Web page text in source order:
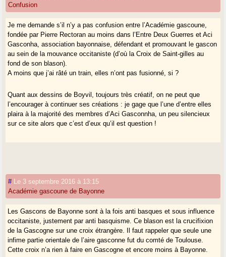
Confusion
Je me demande s’il n’y a pas confusion entre l’Académie gascoune,
fondée par Pierre Rectoran au moins dans l’Entre Deux Guerres et Aci
Gasconha, association bayonnaise, défendant et promouvant le gascon
au sein de la mouvance occitaniste (d’où la Croix de Saint-gilles au
fond de son blason).
A moins que j’ai râté un train, elles n’ont pas fusionné, si ?
Quant aux dessins de Boyvil, toujours très créatif, on ne peut que
l’encourager à continuer ses créations : je gage que l’une d’entre elles
plaira à la majorité des membres d’Aci Gasconnha, un peu silencieux
sur ce site alors que c’est d’eux qu’il est question !
#
Le 3 septembre 2016 à 13:15
Académie gascoune de Bayonne
Les Gascons de Bayonne sont à la fois anti basques et sous influence
occitaniste, justement par anti basquisme. Ce blason est la crucifixion
de la Gascogne sur une croix étrangère. Il faut rappeler que seule une
infime partie orientale de l’aire gasconne fut du comté de Toulouse.
Cette croix n’a rien à faire en Gascogne et encore moins à Bayonne.